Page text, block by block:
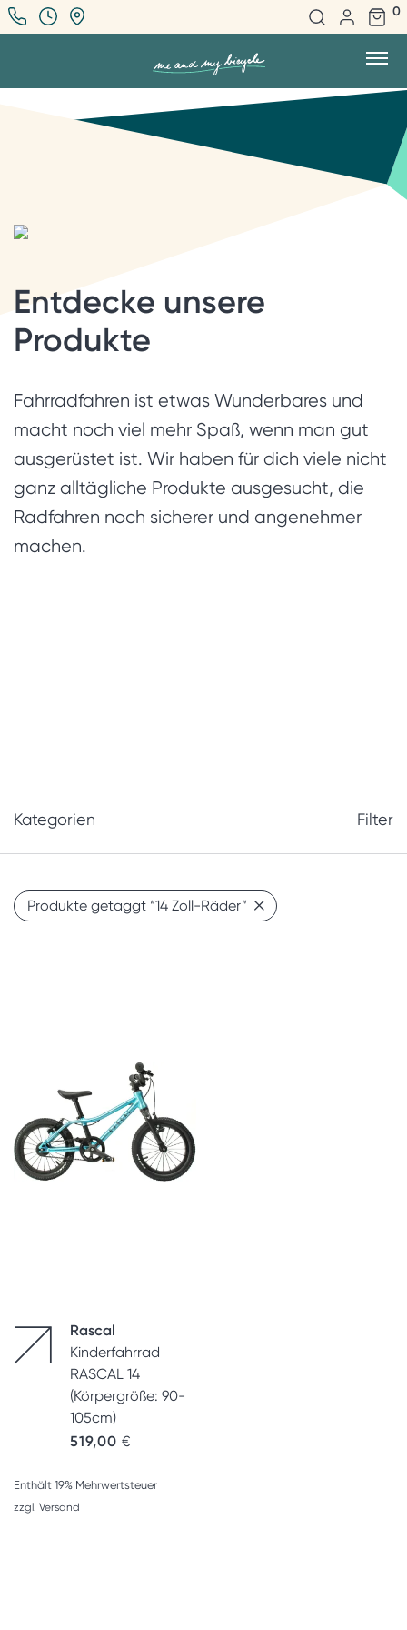
0
Entdecke unsere
Produkte
Fahrradfahren ist etwas Wunderbares und
macht noch viel mehr Spaß, wenn man gut
ausgerüstet ist. Wir haben für dich viele nicht
ganz alltägliche Produkte ausgesucht, die
Radfahren noch sicherer und angenehmer
machen.
Kategorien Filter
Produkte getaggt “14 Zoll-Räder”
Rascal
Kinderfahrrad
RASCAL 14
(Körpergröße: 90-
105cm)
519,00 €
Enthält 19% Mehrwertsteuer
zzgl. Versand